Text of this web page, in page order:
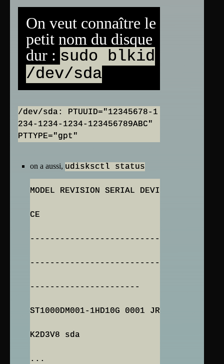
On veut connaître le
petit nom du disque
dur : sudo blkid
/dev/sda
/dev/sda: PTUUID="12345678-1
234-1234-1234-123456789ABC"
on a aussi, udisksctl status
MODEL REVISION SERIAL DEVI
CE
--------------------------
--------------------------
----------------------
ST1000DM001-1HD10G 0001 JR
K2D3V8 sda
...